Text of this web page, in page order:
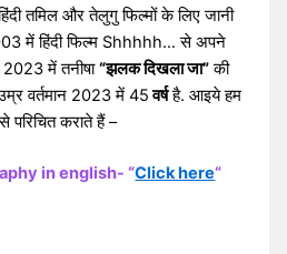
तमिल और तेलुगु फिल्मों के लिए जानी
में हिंदी फिल्म Shhhhh… से अपने
2023 में तनीषा“झलक दिखला जा”की
उम्र वर्तमान 2023 में 45वर्षहै. आइये हम
परिचित कराते हैं –
in english- “Click here“